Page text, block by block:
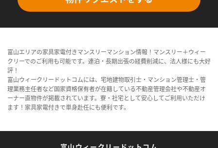
富山エリアの家具家電付きマンスリーマンション情報！マンスリー＋ウィー
クリーでのご利用も可能です。連泊・長期出張の経費削減に、法人様にも大好
評！
富山ウィークリードットコムには、宅地建物取引士・マンション管理士・管
理業務主任者など国家資格保有者が在籍している不動産管理会社や不動産オ
ーナー直物件が掲載されています。寮・社宅として安心してご利用いただけ
ます！家具家電付きで単身赴任にも便利です。